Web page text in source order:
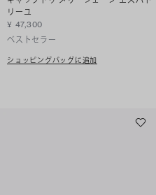
リーユ
¥ 47,300
ベストセラー
ショッピングバッグに追加